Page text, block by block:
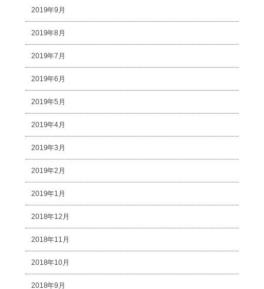
2019年9月
2019年8月
2019年7月
2019年6月
2019年5月
2019年4月
2019年3月
2019年2月
2019年1月
2018年12月
2018年11月
2018年10月
2018年9月